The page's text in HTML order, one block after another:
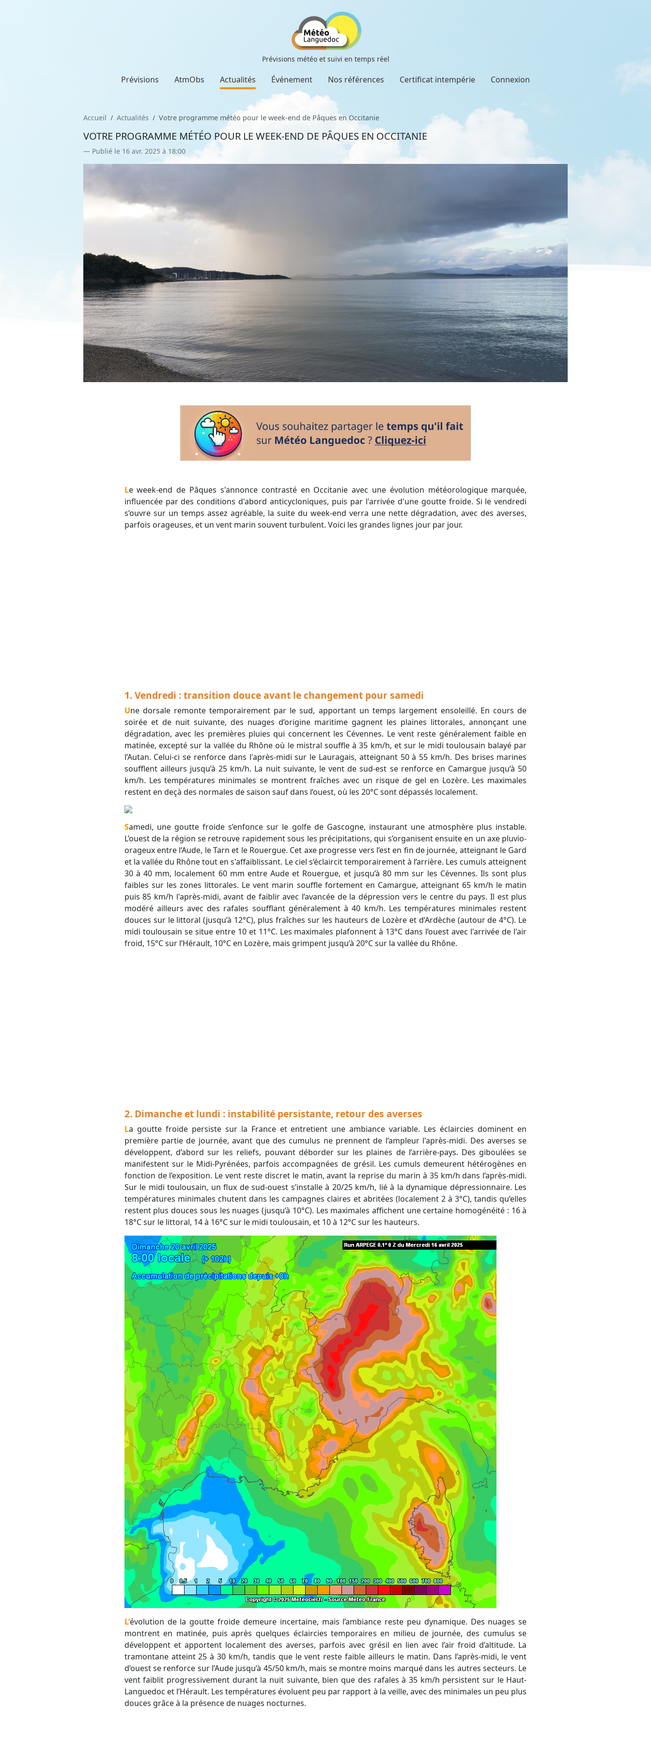
Prévisions météo et suivi en temps réel
Prévisions AtmObs Actualités Événement Nos références Certificat intempérie Connexion
Accueil Actualités Votre programme météo pour le week-end de Pâques en Occitanie
VOTRE PROGRAMME MÉTÉO POUR LE WEEK-END DE PÂQUES EN OCCITANIE
Publié le 16 avr. 2025 à 18:00
Le week-end de Pâques s'annonce contrasté en Occitanie avec une évolution météorologique marquée,
influencée par des conditions d'abord anticycloniques, puis par l'arrivée d'une goutte froide. Si le vendredi
s’ouvre sur un temps assez agréable, la suite du week-end verra une nette dégradation, avec des averses,
parfois orageuses, et un vent marin souvent turbulent. Voici les grandes lignes jour par jour.
1. Vendredi :transition douce avant le changement pour samedi
Une dorsale remonte temporairement par le sud, apportant un temps largement ensoleillé. En cours de
soirée et de nuit suivante, des nuages d’origine maritime gagnent les plaines littorales, annonçant une
dégradation, avec les premières pluies qui concernent les Cévennes. Le vent reste généralement faible en
matinée, excepté sur la vallée du Rhône où le mistral souffle à 35 km/h, et sur le midi toulousain balayé par
l’Autan. Celui-ci se renforce dans l'après-midi sur le Lauragais, atteignant 50 à 55 km/h. Des brises marines
soufflent ailleurs jusqu’à 25 km/h. La nuit suivante, le vent de sud-est se renforce en Camargue jusqu’à 50
km/h. Les températures minimales se montrent fraîches avec un risque de gel en Lozère. Les maximales
restent en deçà des normales de saison sauf dans l’ouest, où les 20°C sont dépassés localement.
Samedi, une goutte froide s’enfonce sur le golfe de Gascogne, instaurant une atmosphère plus instable.
L’ouest de la région se retrouve rapidement sous les précipitations, qui s’organisent ensuite en un axe pluvio-
orageux entre l’Aude, le Tarn et le Rouergue. Cet axe progresse vers l’est en fin de journée, atteignant le Gard
et la vallée du Rhône tout en s'affaiblissant. Le ciel s’éclaircit temporairement à l’arrière. Les cumuls atteignent
30 à 40 mm, localement 60 mm entre Aude et Rouergue, et jusqu’à 80 mm sur les Cévennes. Ils sont plus
faibles sur les zones littorales. Le vent marin souffle fortement en Camargue, atteignant 65 km/h le matin
puis 85 km/h l'après-midi, avant de faiblir avec l’avancée de la dépression vers le centre du pays. Il est plus
modéré ailleurs avec des rafales soufflant généralement à 40 km/h. Les températures minimales restent
douces sur le littoral (jusqu’à 12°C), plus fraîches sur les hauteurs de Lozère et d’Ardèche (autour de 4°C). Le
midi toulousain se situe entre 10 et 11°C. Les maximales plafonnent à 13°C dans l’ouest avec l'arrivée de l'air
froid, 15°C sur l’Hérault, 10°C en Lozère, mais grimpent jusqu’à 20°C sur la vallée du Rhône.
2. Dimanche et lundi : instabilité persistante, retour des averses
La goutte froide persiste sur la France et entretient une ambiance variable. Les éclaircies dominent en
première partie de journée, avant que des cumulus ne prennent de l’ampleur l'après-midi. Des averses se
développent, d’abord sur les reliefs, pouvant déborder sur les plaines de l’arrière-pays. Des giboulées se
manifestent sur le Midi-Pyrénées, parfois accompagnées de grésil. Les cumuls demeurent hétérogènes en
fonction de l’exposition. Le vent reste discret le matin, avant la reprise du marin à 35 km/h dans l’après-midi.
Sur le midi toulousain, un flux de sud-ouest s’installe à 20/25 km/h, lié à la dynamique dépressionnaire. Les
températures minimales chutent dans les campagnes claires et abritées (localement 2 à 3°C), tandis qu’elles
restent plus douces sous les nuages (jusqu’à 10°C). Les maximales affichent une certaine homogénéité : 16 à
18°C sur le littoral, 14 à 16°C sur le midi toulousain, et 10 à 12°C sur les hauteurs.
L’évolution de la goutte froide demeure incertaine, mais l’ambiance reste peu dynamique. Des nuages se
montrent en matinée, puis après quelques éclaircies temporaires en milieu de journée, des cumulus se
développent et apportent localement des averses, parfois avec grésil en lien avec l’air froid d’altitude. La
tramontane atteint 25 à 30 km/h, tandis que le vent reste faible ailleurs le matin. Dans l’après-midi, le vent
d’ouest se renforce sur l’Aude jusqu’à 45/50 km/h, mais se montre moins marqué dans les autres secteurs. Le
vent faiblit progressivement durant la nuit suivante, bien que des rafales à 35 km/h persistent sur le Haut-
Languedoc et l’Hérault. Les températures évoluent peu par rapport à la veille, avec des minimales un peu plus
douces grâce à la présence de nuages nocturnes.